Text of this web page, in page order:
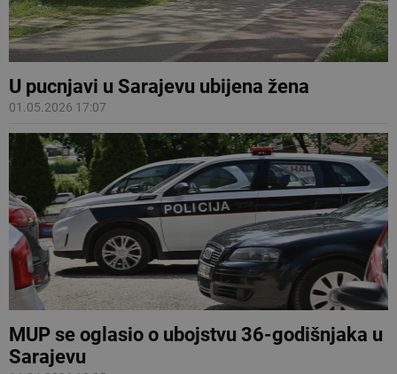
U pucnjavi u Sarajevu ubijena žena
01.05.2026 17:07
MUP se oglasio o ubojstvu 36-godišnjaka u
Sarajevu